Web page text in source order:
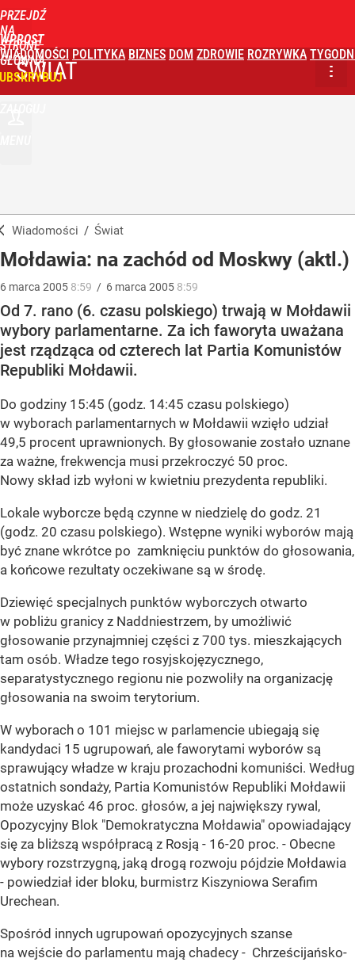
PRZEJDŹ
NA
STRONĘ
GŁÓWNĄ
WPROST
WIADOMOŚCI POLITYKA BIZNES DOM ZDROWIE ROZRYWKA
ŚWIAT
Wiadomości / Świat
Mołdawia: na zachód od Moskwy (aktl.)
6 marca 2005 8:59 / 6 marca 2005 8:59
Od 7. rano (6. czasu polskiego) trwają w Mołdawii
wybory parlamentarne. Za ich faworyta uważana
jest rządząca od czterech lat Partia Komunistów
Republiki Mołdawii.
Do godziny 15:45 (godz. 14:45 czasu polskiego)
w wyborach parlamentarnych w Mołdawii wzięło udział
49,5 procent uprawnionych. By głosowanie zostało uznane
za ważne, frekwencja musi przekroczyć 50 proc.
Nowy skład izb wyłoni w kwietniu prezydenta republiki.
Lokale wyborcze będą czynne w niedzielę do godz. 21
(godz. 20 czasu polskiego). Wstępne wyniki wyborów mają
być znane wkrótce po zamknięciu punktów do głosowania,
a końcowe rezultaty oczekiwane są w środę.
Dziewięć specjalnych punktów wyborczych otwarto
w pobliżu granicy z Naddniestrzem, by umożliwić
głosowanie przynajmniej części z 700 tys. mieszkających
tam osób. Władze tego rosyjskojęzycznego,
separatystycznego regionu nie pozwoliły na organizację
głosowania na swoim terytorium.
W wyborach o 101 miejsc w parlamencie ubiegają się
kandydaci 15 ugrupowań, ale faworytami wyborów są
sprawujący władze w kraju prozachodni komuniści. Według
ostatnich sondaży, Partia Komunistów Republiki Mołdawii
może uzyskać 46 proc. głosów, a jej największy rywal,
Opozycyjny Blok "Demokratyczna Mołdawia" opowiadający
się za bliższą współpracą z Rosją - 16-20 proc. - Obecne
wybory rozstrzygną, jaką drogą rozwoju pójdzie Mołdawia
- powiedział ider bloku, burmistrz Kiszyniowa Serafim
Urechean.
Spośród innych ugrupowań opozycyjnych szanse
na wejście do parlamentu mają chadecy - Chrześcijańsko-